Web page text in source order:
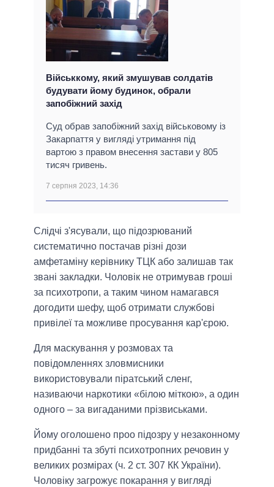
Військкому, який змушував солдатів
будувати йому будинок, обрали
запобіжний захід
Суд обрав запобіжний захід військовому із
Закарпаття у вигляді утримання під
вартою з правом внесення застави у 805
тисяч гривень.
7 серпня 2023, 14:36
Слідчі з'ясували, що підозрюваний
систематично постачав різні дози
амфетаміну керівнику ТЦК або залишав так
звані закладки. Чоловік не отримував гроші
за психотропи, а таким чином намагався
догодити шефу, щоб отримати службові
привілеї та можливе просування кар'єрою.
Для маскування у розмовах та
повідомленнях зловмисники
використовували піратський сленг,
називаючи наркотики «білою міткою», а один
одного – за вигаданими прізвиськами.
Йому оголошено проо підозру у незаконному
придбанні та збуті психотропних речовин у
великих розмірах (ч. 2 ст. 307 КК України).
Чоловіку загрожує покарання у вигляді